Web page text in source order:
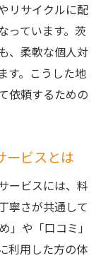
くポイント
にも強み
の連携活用
ーンとは
も安心
の特徴
リサイクルに配
っています。茨
、柔軟な個人対
す。こうした地
依頼するための
ービスとは
ービスには、料
寧さが共通して
」や「口コミ」
利用した方の体